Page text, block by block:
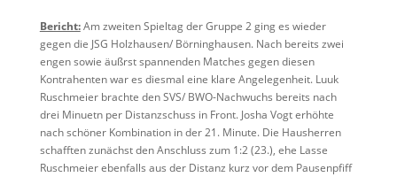
Bericht:Am zweiten Spieltag der Gruppe 2 ging es wieder
gegen die JSG Holzhausen/ Börninghausen. Nach bereits zwei
engen sowie äußrst spannenden Matches gegen diesen
Kontrahenten war es diesmal eine klare Angelegenheit. Luuk
Ruschmeier brachte den SVS/ BWO-Nachwuchs bereits nach
drei Minuetn per Distanzschuss in Front. Josha Vogt erhöhte
nach schöner Kombination in der 21. Minute. Die Hausherren
schafften zunächst den Anschluss zum 1:2 (23.), ehe Lasse
Ruschmeier ebenfalls aus der Distanz kurz vor dem Pausenpfiff